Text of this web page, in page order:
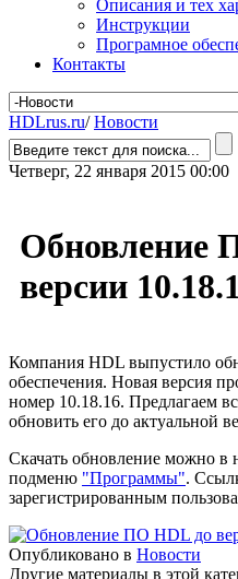
Описания и тех
Инструкции
Програмное
Контакты
HDLrus.ru/Новости
Четверг, 22 января 2015 00:00
Обновление
версии
Компания HDL выпустило
обеспечения. Новая версия
номер 10.18.16. Предлагаем
обновить его до актуальной
Скачать обновление можно в
подменю "Программы".
зарегистрированным
Опубликовано в Новости
Другие материалы в этой